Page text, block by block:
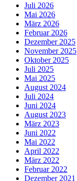
Juli 2026
Mai 2026
März 2026
Februar 2026
Dezember 2025
November 2025
Oktober 2025
Juli 2025
Mai 2025
August 2024
Juli 2024
Juni 2024
August 2023
März 2023
Juni 2022
Mai 2022
April 2022
März 2022
Februar 2022
Dezember 2021